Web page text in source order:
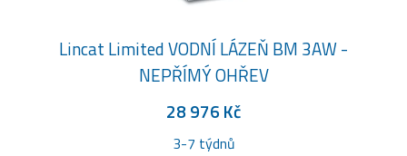
Lincat Limited VODNÍ LÁZEŇ BM 3AW -
NEPŘÍMÝ OHŘEV
28 976 Kč
3-7 týdnů